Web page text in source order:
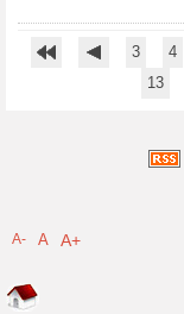
3 4
13
A- A A+